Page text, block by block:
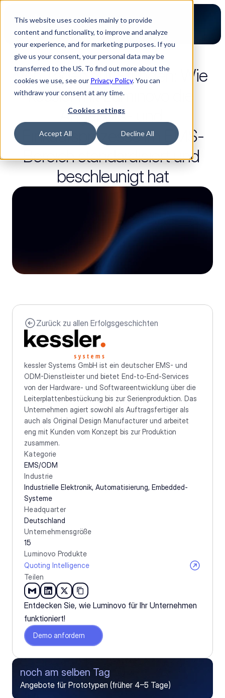
This website uses cookies mainly to provide
content and functionality, to improve and analyze
your experience, and for marketing purposes. If you
give us your consent, your personal data may be
transferred to the US. To find out more about the
cookies we use, see our Privacy Policy. You can
withdraw your consent at any time.
Cookies settings
Accept All Decline All
3 Lesezeit
Von Tagen auf Stunden: Wie
kessler mit Luminovo die
Angebots- und
Einkaufsprozesse im EMS-
Bereich standardisiert und
beschleunigt hat
Zurück zu allen Erfolgsgeschichten
kessler Systems GmbH ist ein deutscher EMS- und
ODM-Dienstleister und bietet End-to-End-Services
von der Hardware- und Softwareentwicklung über die
Leiterplattenbestückung bis zur Serienproduktion. Das
Unternehmen agiert sowohl als Auftragsfertiger als
auch als Original Design Manufacturer und arbeitet
eng mit Kunden vom Konzept bis zur Produktion
zusammen.
Kategorie
EMS/ODM
Industrie
Industrielle Elektronik, Automatisierung, Embedded-
Systeme
Headquarter
Deutschland
Unternehmensgröße
15
Luminovo Produkte
Quoting Intelligence
Teilen
Entdecken Sie, wie Luminovo für Ihr Unternehmen
funktioniert!
Demo anfordern
noch am selben Tag
Angebote für Prototypen (früher 4–5 Tage)